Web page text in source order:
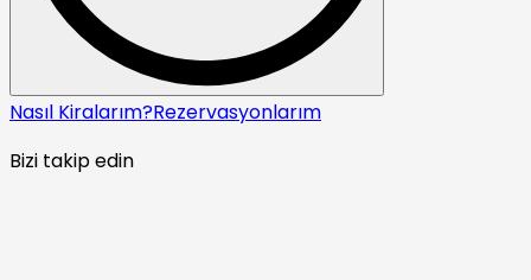
Nasıl Kiralarım?Rezervasyonlarım
Bizi takip edin